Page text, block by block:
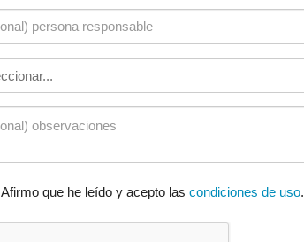
Afirmo que he leído y acepto lascondiciones de uso.